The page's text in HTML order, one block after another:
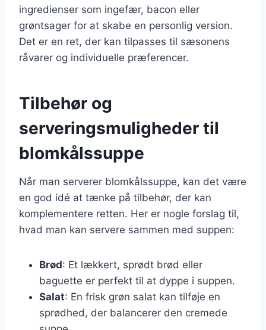
ingredienser som ingefær, bacon eller
grøntsager for at skabe en personlig version.
Det er en ret, der kan tilpasses til sæsonens
råvarer og individuelle præferencer.
Tilbehør og
serveringsmuligheder til
blomkålssuppe
Når man serverer blomkålssuppe, kan det være
en god idé at tænke på tilbehør, der kan
komplementere retten. Her er nogle forslag til,
hvad man kan servere sammen med suppen:
Brød: Et lækkert, sprødt brød eller
baguette er perfekt til at dyppe i suppen.
Salat: En frisk grøn salat kan tilføje en
sprødhed, der balancerer den cremede